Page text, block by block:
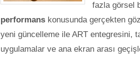
fazla görsel
performans konusunda gerçekten
yeni güncelleme ile ART entegresini,
uygulamalar ve ana ekran arası